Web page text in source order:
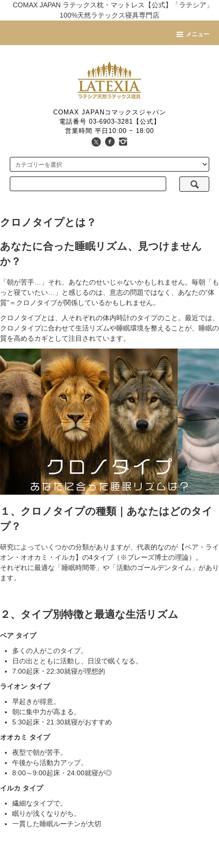
COMAX JAPAN ラテックス枕・マットレス【公式】「ラテシア」
100%天然ラテックス寝具専門店
メニュー
COMAX JAPANコマックスジャパン
電話番号 03-6903-3281【公式】
営業時間 平日10:00 ~ 18:00
クロノタイプとは？
あなたに合った睡眠リズム、見つけません
か？
「朝が苦手…」それ、あなたのせいじゃないかもしれません。毎朝「も
っと寝ていたい…」と感じるのは、意志の問題ではなく、あなたの“体
質”＝クロノタイプが関係しているかもしれません。
クロノタイプとは、人それぞれの体内時計のタイプのこと。最近では、
クロノタイプに合わせて生活リズムや睡眠環境を整えることが、睡眠の
質を高めるカギとして注目されています。
１、クロノタイプの種類｜あなたはどのタイ
プ？
研究によっていくつかの分類がありますが、代表的なのが【ベア・ライ
オン・オオカミ・イルカ】の4タイプ（※ブレーズ博士の理論）。
それぞれに最適な「睡眠時間帯」や「活動のゴールデンタイム」があり
ます。
２、タイプ別特徴と最適な生活リズム
ベア タイプ
多くの人がこのタイプ。
日の出とともに活動し、日没で眠くなる。
7:00起床・22:30就寝が理想的
ライオン タイプ
早起きが得意。
朝に集中力が高まる。
5:30起床・21:30就寝がおすすめ
オオカミ タイプ
夜型で朝が苦手。
午後から活動力アップ。
8:00～9:00起床・24:00就寝が◎
イルカ タイプ
繊細なタイプで。
眠りが浅くなりがち。
一貫した睡眠ルーチンが大切